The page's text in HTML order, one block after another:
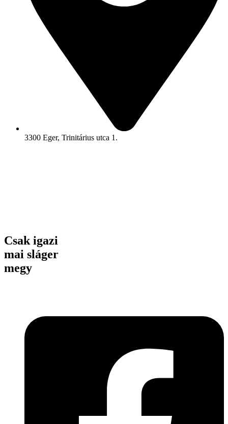
3300 Eger, Trinitárius utca 1.
Csak igazi
mai sláger
megy